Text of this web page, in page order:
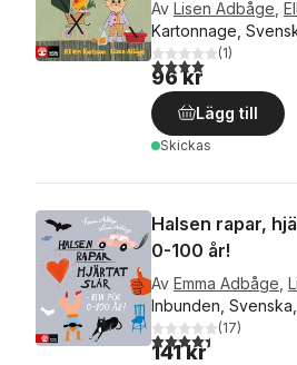
Av Lisen Adbåge
Kartonnage,
4,0utav 5 stjärnor.
(1)
96 kr
Lägg till
Skickas
Halsen rapar,
0-100 år!
Av Emma Adbåge
Inbunden,
4,4utav 5 stjärnor.
(17)
141 kr